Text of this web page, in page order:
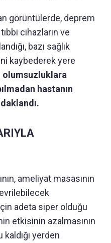
görüntülerde, deprem
cihazların ve
bazı sağlık
kaybederek yere
olumsuzluklara
hastanın
ameliyat masasının
adeta siper olduğu
etkisinin azalmasının
yerden